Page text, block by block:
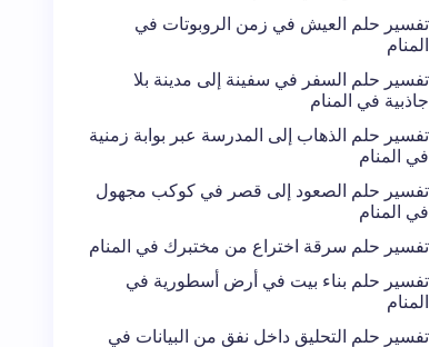
تفسير حلم العيش في زمن الروبوتات في
المنام
تفسير حلم السفر في سفينة إلى مدينة بلا
جاذبية في المنام
تفسير حلم الذهاب إلى المدرسة عبر بوابة زمنية
في المنام
تفسير حلم الصعود إلى قصر في كوكب مجهول
في المنام
تفسير حلم سرقة اختراع من مختبرك في المنام
تفسير حلم بناء بيت في أرض أسطورية في
المنام
تفسير حلم التحليق داخل نفق من البيانات في